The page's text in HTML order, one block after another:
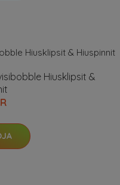
Hiusklipsit &